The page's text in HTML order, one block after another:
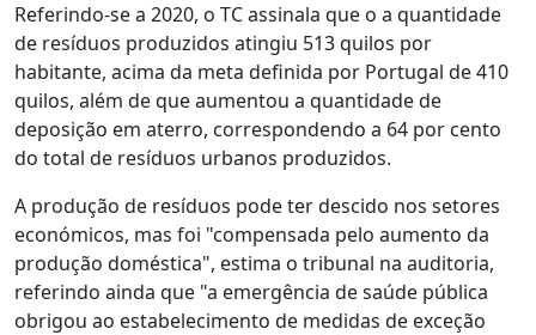
Referindo-se a 2020, o TC assinala que o a quantidade
de resíduos produzidos atingiu 513 quilos por
habitante, acima da meta definida por Portugal de 410
quilos, além de que aumentou a quantidade de
deposição em aterro, correspondendo a 64 por cento
do total de resíduos urbanos produzidos.
A produção de resíduos pode ter descido nos setores
económicos, mas foi "compensada pelo aumento da
produção doméstica", estima o tribunal na auditoria,
referindo ainda que "a emergência de saúde pública
obrigou ao estabelecimento de medidas de exceção